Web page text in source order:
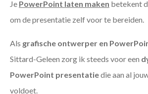
Je PowerPoint laten maken betekent
om de presentatie zelf voor te bereiden.
Als grafische ontwerper en
Sittard-Geleen zorg ik steeds voor een
PowerPoint presentatiedie aan al
voldoet.